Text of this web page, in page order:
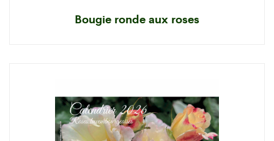
Bougie ronde aux roses